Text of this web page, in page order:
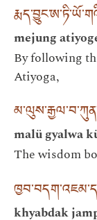
mejung
By following
Atiyoga,
malü gyalwa
The wisdom
khyabdak